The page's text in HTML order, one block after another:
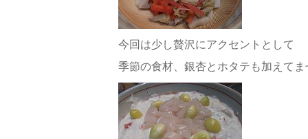
今回は少し贅沢にアクセントとして
季節の食材、銀杏とホタテも加えてま